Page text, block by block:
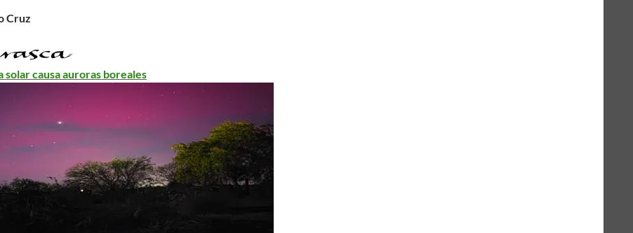
Cruz
solar causa auroras boreales